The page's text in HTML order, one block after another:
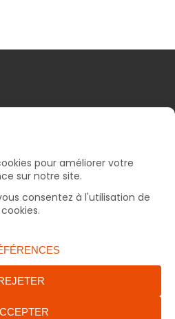
et jeudi de 9h à 17h, le
9h à 12h30 (fermé le